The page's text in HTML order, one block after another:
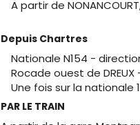
A partir de
Depuis Chartres
Nationale N154 -
Rocade ouest de DREUX
Une fois sur la
PAR LE TRAIN